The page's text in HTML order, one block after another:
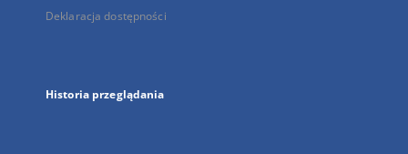
Deklaracja dostępności
Historia przeglądania